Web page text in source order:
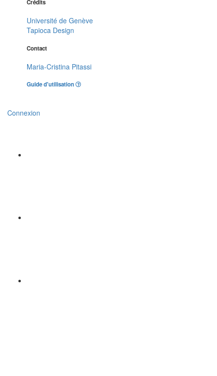
Crédits
Université de Genève
Tapioca Design
Contact
Maria-Cristina Pitassi
Guide d'utilisation
Connexion